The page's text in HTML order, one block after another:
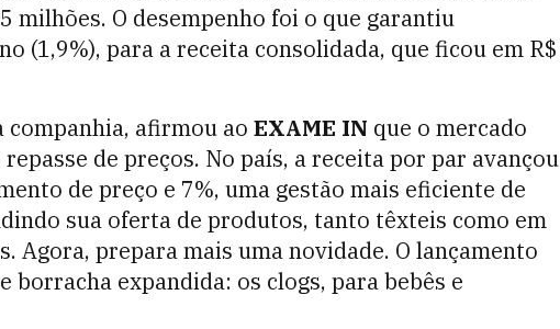
milhões. O desempenho foi o que garantiu
(1,9%), para a receita consolidada, que ficou em R$
afirmou ao EXAME IN que o mercado
de preços. No país, a receita por par avançou
de preço e 7%, uma gestão mais eficiente de
sua oferta de produtos, tanto têxteis como em
Agora, prepara mais uma novidade. O lançamento
expandida: os clogs, para bebês e